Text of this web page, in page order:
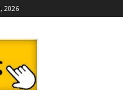
2026